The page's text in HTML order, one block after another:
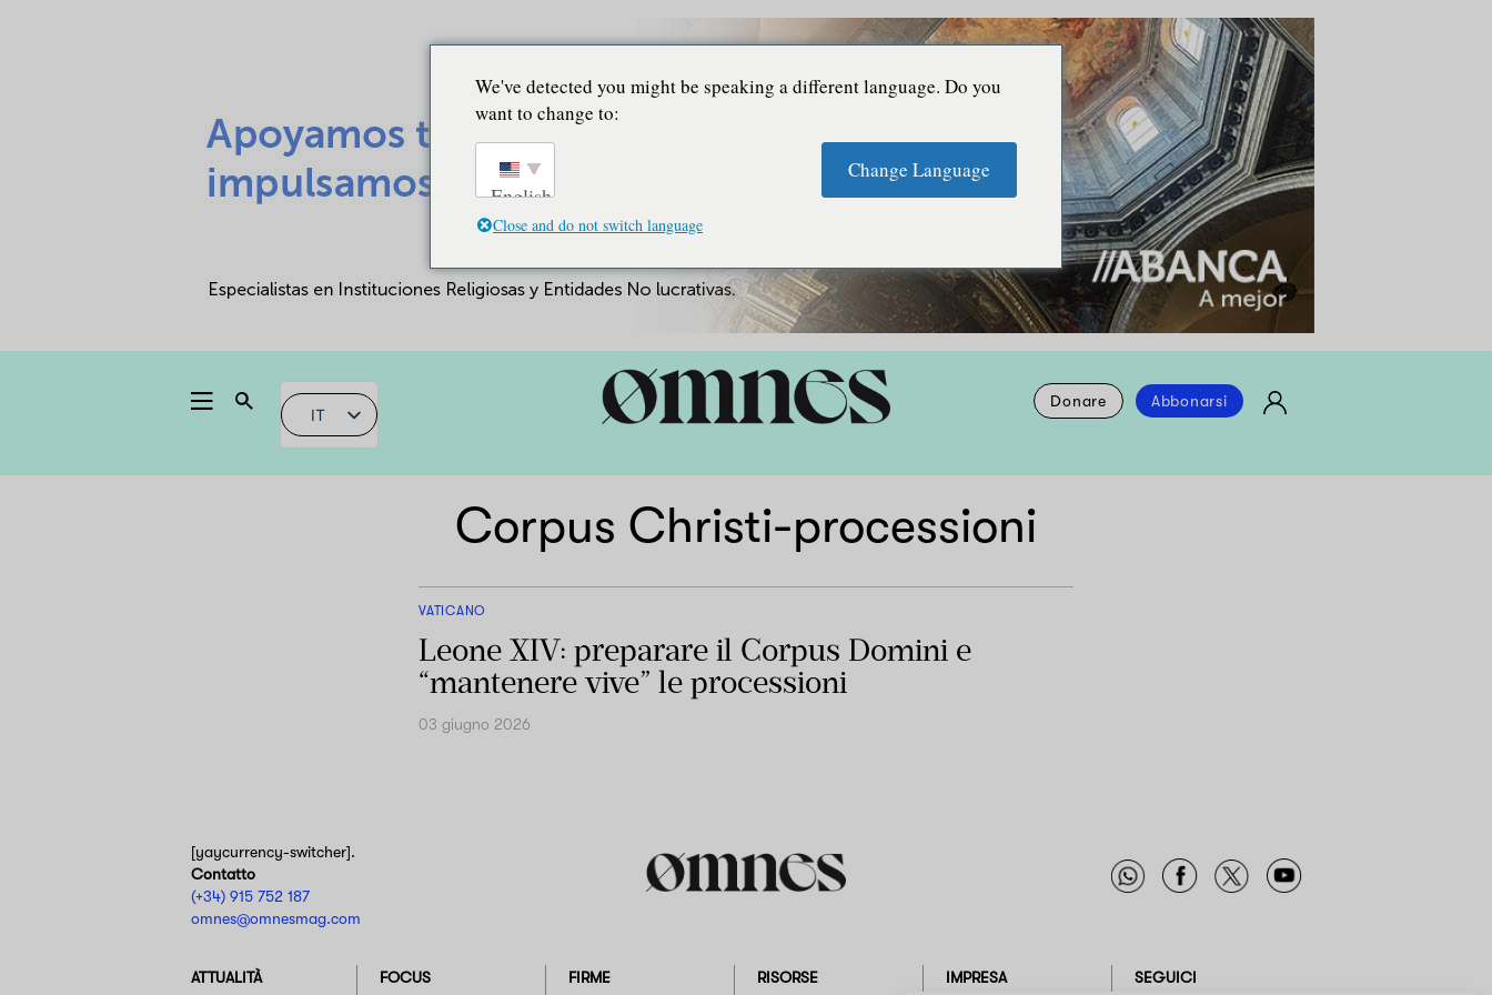
IT
Donare Abbonarsi
Corpus Christi-processioni
VATICANO
Leone XIV: preparare il Corpus Domini e
“mantenere vive” le processioni
03 giugno 2026
[yaycurrency-switcher].
Contatto
(+34) 915 752 187
omnes@omnesmag.com
ATTUALITÀ FOCUS FIRME RISORSE IMPRESA SEGUICI
We've detected you might be speaking a different language. Do you
want to change to:
English
Change Language
Close and do not switch language